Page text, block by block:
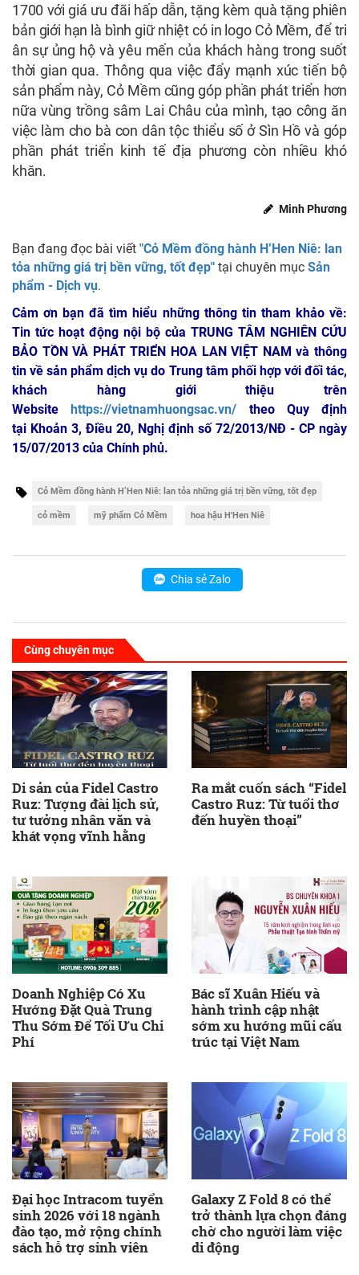
1700 với giá ưu đãi hấp dẫn, tặng kèm quà tặng phiên
bản giới hạn là bình giữ nhiệt có in logo Cỏ Mềm, để tri
ân sự ủng hộ và yêu mến của khách hàng trong suốt
thời gian qua. Thông qua việc đẩy mạnh xúc tiến bộ
sản phẩm này, Cỏ Mềm cũng góp phần phát triển hơn
nữa vùng trồng sâm Lai Châu của mình, tạo công ăn
việc làm cho bà con dân tộc thiểu số ở Sìn Hồ và góp
phần phát triển kinh tế địa phương còn nhiều khó
khăn.
Minh Phương
Bạn đang đọc bài viết "Cỏ Mềm đồng hành H’Hen Niê: lan
tỏa những giá trị bền vững, tốt đẹp" tại chuyên mục Sản
phẩm - Dịch vụ.
Cảm ơn bạn đã tìm hiểu những thông tin tham khảo về:
Tin tức hoạt động nội bộ của TRUNG TÂM NGHIÊN CỨU
BẢO TỒN VÀ PHÁT TRIỂN HOA LAN VIỆT NAM và thông
tin về sản phẩm dịch vụ do Trung tâm phối hợp với đối tác,
khách hàng giới thiệu trên
Websitehttps://vietnamhuongsac.vn/ theo Quy định
tại Khoản 3, Điều 20, Nghị định số 72/2013/NĐ - CP ngày
15/07/2013 của Chính phủ.
Cỏ Mềm đồng hành H’Hen Niê: lan tỏa những giá trị bền vững, tốt đẹp
cỏ mềm mỹ phẩm Cỏ Mềm hoa hậu H'Hen Niê
Chia sẻ Zalo
Cùng chuyên mục
Di sản của Fidel Castro
Ruz: Tượng đài lịch sử,
tư tưởng nhân văn và
khát vọng vĩnh hằng
Ra mắt cuốn sách “Fidel
Castro Ruz: Từ tuổi thơ
đến huyền thoại”
Doanh Nghiệp Có Xu
Hướng Đặt Quà Trung
Thu Sớm Để Tối Ưu Chi
Phí
Bác sĩ Xuân Hiếu và
hành trình cập nhật
sớm xu hướng mũi cấu
trúc tại Việt Nam
Đại học Intracom tuyển
sinh 2026 với 18 ngành
đào tạo, mở rộng chính
sách hỗ trợ sinh viên
Galaxy Z Fold 8 có thể
trở thành lựa chọn đáng
chờ cho người làm việc
di động